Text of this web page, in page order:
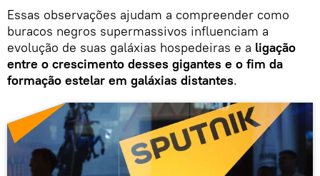
Essas observações ajudam a compreender como
buracos negros supermassivos influenciam a
evolução de suas galáxias hospedeiras e a ligação
entre o crescimento desses gigantes e o fim da
formação estelar em galáxias distantes.